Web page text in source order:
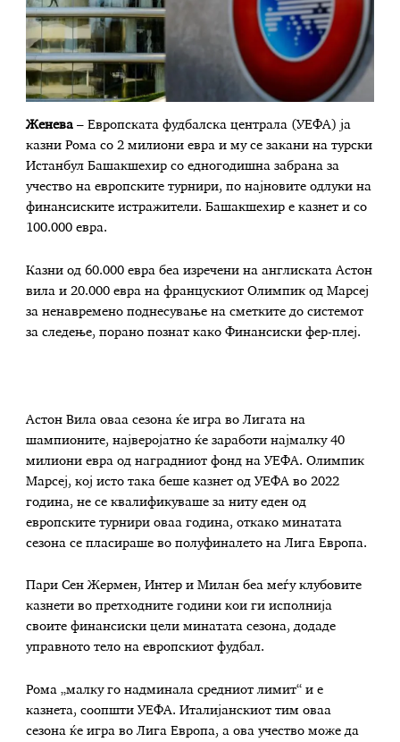
Женева – Европската фудбалска централа (УЕФА) ја
казни Рома со 2 милиони евра и му се закани на турски
Истанбул Башакшехир со едногодишна забрана за
учество на европските турнири, по најновите одлуки на
финансиските истражители. Башакшехир е казнет и со
100.000 евра.
Казни од 60.000 евра беа изречени на англиската Астон
вила и 20.000 евра на францускиот Олимпик од Марсеј
за ненавремено поднесување на сметките до системот
за следење, порано познат како Финансиски фер-плеј.
Астон Вила оваа сезона ќе игра во Лигата на
шампионите, најверојатно ќе заработи најмалку 40
милиони евра од наградниот фонд на УЕФА. Олимпик
Марсеј, кој исто така беше казнет од УЕФА во 2022
година, не се квалификуваше за ниту еден од
европските турнири оваа година, откако минатата
сезона се пласираше во полуфиналето на Лига Европа.
Пари Сен Жермен, Интер и Милан беа меѓу клубовите
казнети во претходните години кои ги исполнија
своите финансиски цели минатата сезона, додаде
управното тело на европскиот фудбал.
Рома „малку го надминала средниот лимит“ и е
казнета, соопшти УЕФА. Италијанскиот тим оваа
сезона ќе игра во Лига Европа, а ова учество може да